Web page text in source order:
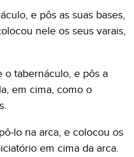
e pôs as suas bases,
nele os seus varais,
o tabernáculo, e pôs a
em cima, como o
lo na arca, e colocou os
em cima da arca.